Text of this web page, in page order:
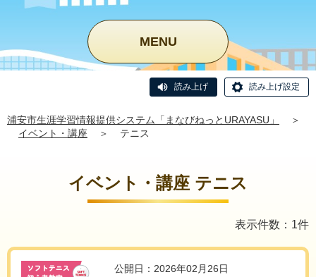
MENU
読み上げ 読み上げ設定
浦安市生涯学習情報提供システム「まなびねっとURAYASU」
＞
イベント・講座
＞ テニス
イベント・講座 テニス
表示件数：1件
公開日：2026年02月26日